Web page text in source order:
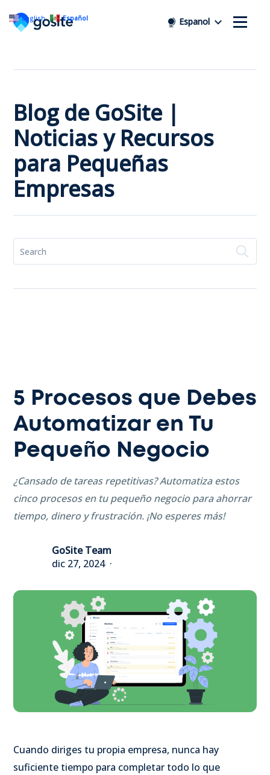
Espanol
Blog de GoSite |
Noticias y Recursos
para Pequeñas
Empresas
5 Procesos que Debes
Automatizar en Tu
Pequeño Negocio
¿Cansado de tareas repetitivas? Automatiza estos
cinco procesos en tu pequeño negocio para ahorrar
tiempo, dinero y frustración. ¡No esperes más!
GoSite Team
dic 27, 2024
Cuando diriges tu propia empresa, nunca hay
suficiente tiempo para completar todo lo que
English Español